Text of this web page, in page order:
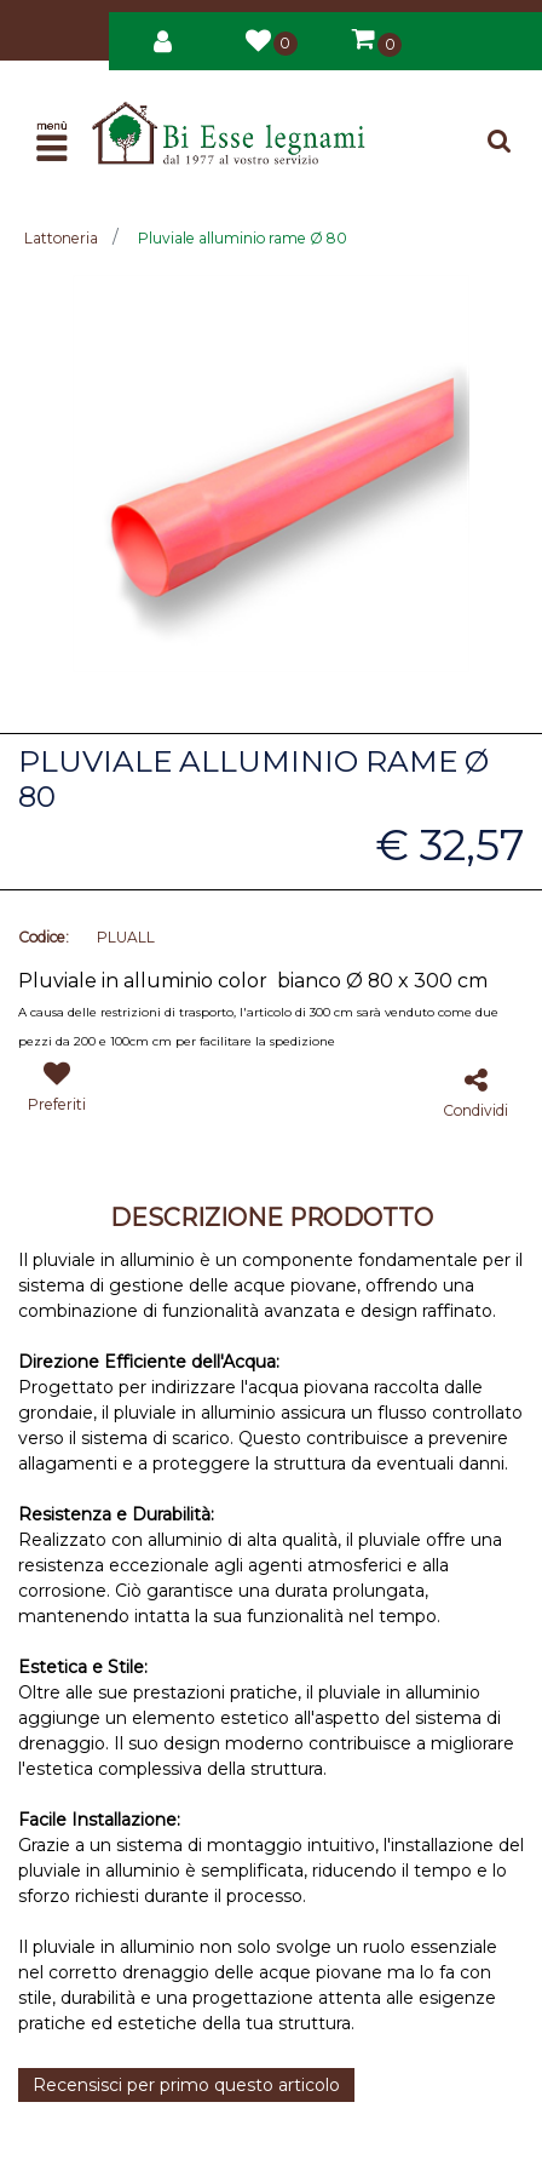
0 0
Open
Lattoneria Pluviale alluminio rame Ø 80
PLUVIALE ALLUMINIO RAME Ø
80
€ 32,57
Codice: PLUALL
Pluviale in alluminio color bianco Ø 80 x 300 cm
A causa delle restrizioni di trasporto, l'articolo di 300 cm sarà venduto come due
pezzi da 200 e 100cm cm per facilitare la spedizione
Preferiti Condividi
DESCRIZIONE PRODOTTO
Il pluviale in alluminio è un componente fondamentale per il
sistema di gestione delle acque piovane, offrendo una
combinazione di funzionalità avanzata e design raffinato.
Direzione Efficiente dell'Acqua:
Progettato per indirizzare l'acqua piovana raccolta dalle
grondaie, il pluviale in alluminio assicura un flusso controllato
verso il sistema di scarico. Questo contribuisce a prevenire
allagamenti e a proteggere la struttura da eventuali danni.
Resistenza e Durabilità:
Realizzato con alluminio di alta qualità, il pluviale offre una
resistenza eccezionale agli agenti atmosferici e alla
corrosione. Ciò garantisce una durata prolungata,
mantenendo intatta la sua funzionalità nel tempo.
Estetica e Stile:
Oltre alle sue prestazioni pratiche, il pluviale in alluminio
aggiunge un elemento estetico all'aspetto del sistema di
drenaggio. Il suo design moderno contribuisce a migliorare
l'estetica complessiva della struttura.
Facile Installazione:
Grazie a un sistema di montaggio intuitivo, l'installazione del
pluviale in alluminio è semplificata, riducendo il tempo e lo
sforzo richiesti durante il processo.
Il pluviale in alluminio non solo svolge un ruolo essenziale
nel corretto drenaggio delle acque piovane ma lo fa con
stile, durabilità e una progettazione attenta alle esigenze
pratiche ed estetiche della tua struttura.
Recensisci per primo questo articolo